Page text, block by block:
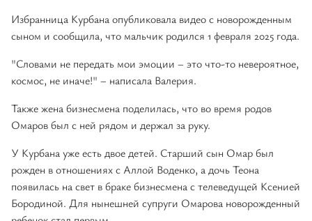
Избранница Курбана опубликовала видео с новорожденным
сыном и сообщила, что мальчик родился 1 февраля 2025 года.
"Словами не передать мои эмоции – это что-то невероятное,
космос, не иначе!" – написала Валерия.
Также жена бизнесмена поделилась, что во время родов
Омаров был с ней рядом и держал за руку.
У Курбана уже есть двое детей. Старший сын Омар был
рожден в отношениях с Аллой Воденко, а дочь Теона
появилась на свет в браке бизнесмена с телеведущей Ксенией
Бородиной. Для нынешней супруги Омарова новорожденный